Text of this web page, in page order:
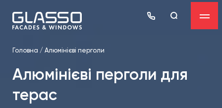
Головна / Алюмінієві перголи
Алюмінієві перголи для
терас